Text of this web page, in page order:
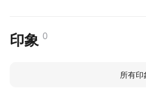
印象 0
所有印